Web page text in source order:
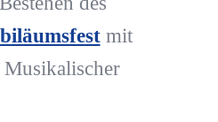
mit